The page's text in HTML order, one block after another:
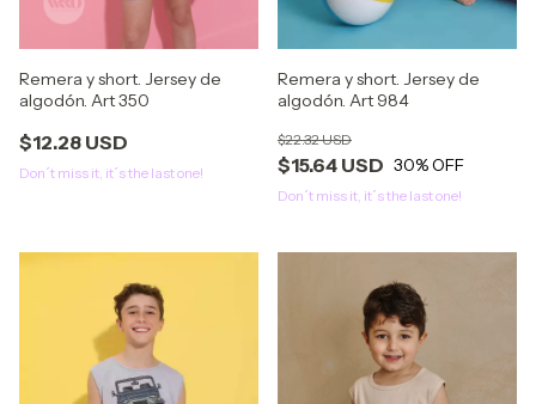
Remera y short. Jersey de
algodón. Art 350
$12.28 USD
Don´t miss it, it´s the last one!
Remera y short. Jersey de
algodón. Art 984
$15.64 USD
$22.32 USD
30% OFF
Don´t miss it, it´s the last one!